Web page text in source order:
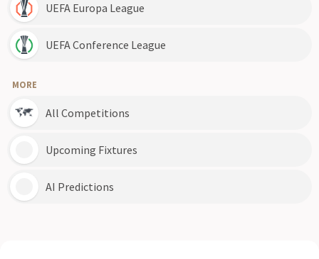
UEFA Europa League
UEFA Conference League
MORE
All Competitions
Upcoming Fixtures
AI Predictions